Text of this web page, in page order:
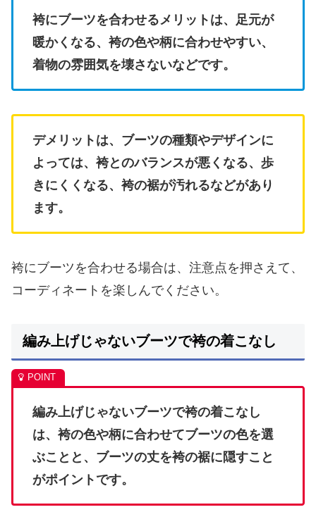
袴にブーツを合わせるメリットは、足元が
暖かくなる、袴の色や柄に合わせやすい、
着物の雰囲気を壊さないなどです。
デメリットは、ブーツの種類やデザインに
よっては、袴とのバランスが悪くなる、歩
きにくくなる、袴の裾が汚れるなどがあり
ます。
袴にブーツを合わせる場合は、注意点を押さえて、
コーディネートを楽しんでください。
編み上げじゃないブーツで袴の着こなし
編み上げじゃないブーツで袴の着こなし
は、袴の色や柄に合わせてブーツの色を選
ぶことと、ブーツの丈を袴の裾に隠すこと
がポイントです。